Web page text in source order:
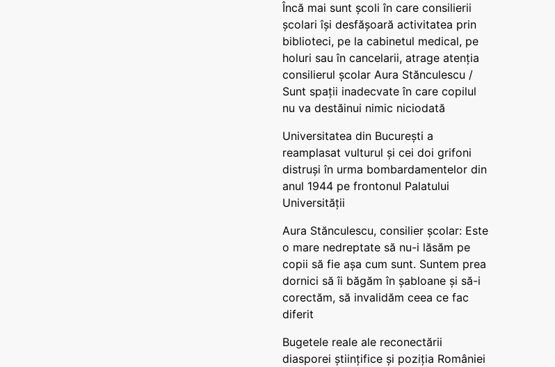
Încă mai sunt școli în care consilierii
școlari își desfășoară activitatea prin
biblioteci, pe la cabinetul medical, pe
holuri sau în cancelarii, atrage atenția
consilierul școlar Aura Stănculescu /
Sunt spații inadecvate în care copilul
nu va destăinui nimic niciodată
Universitatea din București a
reamplasat vulturul și cei doi grifoni
distruși în urma bombardamentelor din
anul 1944 pe frontonul Palatului
Universității
Aura Stănculescu, consilier școlar: Este
o mare nedreptate să nu-i lăsăm pe
copii să fie așa cum sunt. Suntem prea
dornici să îi băgăm în șabloane și să-i
corectăm, să invalidăm ceea ce fac
diferit
Bugetele reale ale reconectării
diasporei științifice și poziția României